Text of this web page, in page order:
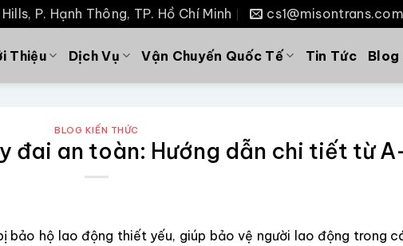
P. Hạnh Thông, TP. Hồ Chí Minh cs1@misontrans.com
Thiệu Dịch Vụ Vận Chuyến Quốc Tế Tin Tức Blog
BLOG KIẾN THỨC
đai an toàn: Hướng dẫn chi tiết từ
bảo hộ lao động thiết yếu, giúp bảo vệ người lao động trong